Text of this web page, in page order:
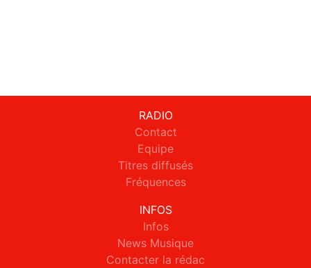
RADIO
Contact
Equipe
Titres diffusés
Fréquences
INFOS
Infos
News Musique
Contacter la rédac